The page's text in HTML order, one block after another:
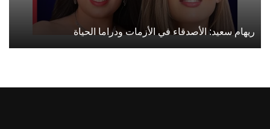
ريهام سعيد: الأصدقاء في الأزمات ودراما الحياة